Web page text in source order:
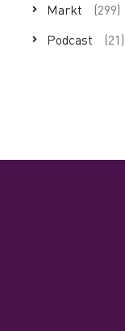
Markt
(299)
Podcast
(21)